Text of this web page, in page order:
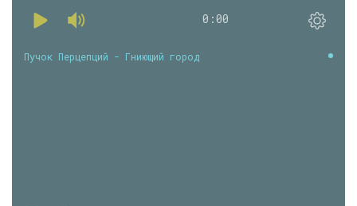
0:00
Пучок Перцепций - Гниющий город